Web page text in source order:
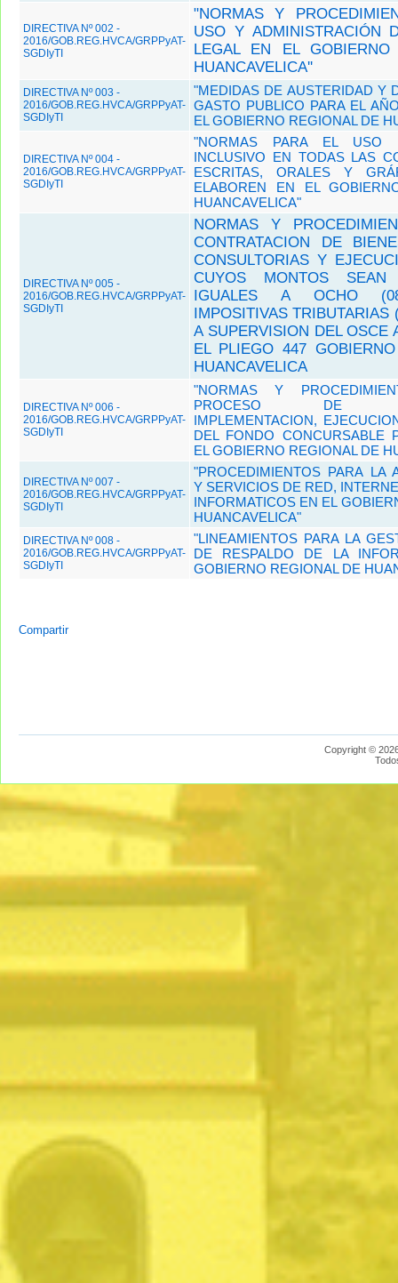
DIRECTIVA Nº 002 -
2016/GOB.REG.HVCA/GRPPyAT-
SGDIyTI
"NORMAS Y
USO Y ADMINISTRACIÓN
LEGAL EN EL GOBIERNO
HUANCAVELICA''
DIRECTIVA Nº 003 -
2016/GOB.REG.HVCA/GRPPyAT-
SGDIyTI
"MEDIDAS DE AUSTERIDAD Y
GASTO PUBLICO PARA EL
EL GOBIERNO REGIONAL DE
DIRECTIVA Nº 004 -
2016/GOB.REG.HVCA/GRPPyAT-
SGDIyTI
"NORMAS PARA EL USO
INCLUSIVO EN TODAS LAS
ESCRITAS, ORALES Y
ELABOREN EN EL
HUANCAVELICA"
DIRECTIVA Nº 005 -
2016/GOB.REG.HVCA/GRPPyAT-
SGDIyTI
NORMAS Y
CONTRATACION DE
CONSULTORIAS Y
CUYOS MONTOS
IGUALES A OCHO
IMPOSITIVAS TRIBUTARIAS
A SUPERVISION DEL OSCE
EL PLIEGO 447
HUANCAVELICA
DIRECTIVA Nº 006 -
2016/GOB.REG.HVCA/GRPPyAT-
SGDIyTI
"NORMAS Y
PROCESO DE
IMPLEMENTACION,
DEL FONDO CONCURSABLE
EL GOBIERNO REGIONAL DE
DIRECTIVA Nº 007 -
2016/GOB.REG.HVCA/GRPPyAT-
SGDIyTI
"PROCEDIMIENTOS PARA LA
Y SERVICIOS DE RED,
INFORMATICOS EN EL
HUANCAVELICA"
DIRECTIVA Nº 008 -
2016/GOB.REG.HVCA/GRPPyAT-
SGDIyTI
"LINEAMIENTOS PARA LA
DE RESPALDO DE LA
GOBIERNO REGIONAL DE
Compartir
Copyright ©